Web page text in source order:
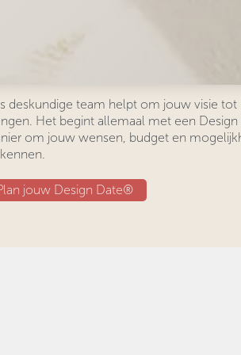
vandaag aan jouw reis naar het
deskundige team helpt om jouw visie tot
Het begint allemaal met een Design
om jouw wensen, budget en
jouw Design ​​Date®​​